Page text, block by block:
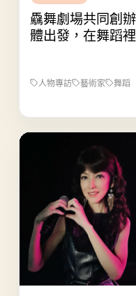
驫舞劇場共同創
體出發，在舞蹈
人物專訪 藝術家 舞蹈